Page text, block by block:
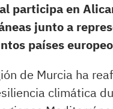
participa en
junto a
países
de Murcia ha
climática